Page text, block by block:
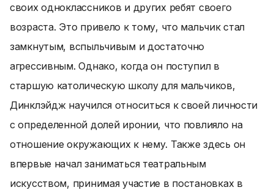
своих одноклассников и других ребят своего
возраста. Это привело к тому, что мальчик стал
замкнутым, вспыльчивым и достаточно
агрессивным. Однако, когда он поступил в
старшую католическую школу для мальчиков,
Динклэйдж научился относиться к своей личности
с определенной долей иронии, что повлияло на
отношение окружающих к нему. Также здесь он
впервые начал заниматься театральным
искусством, принимая участие в постановках в